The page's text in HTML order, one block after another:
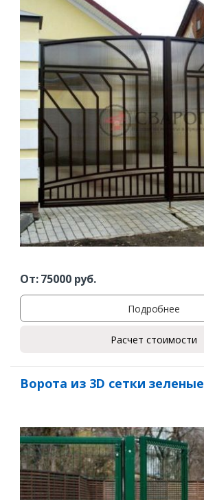
От:75000руб.
Подробнее
Расчет стоимости
Ворота из 3D сетки зеленые